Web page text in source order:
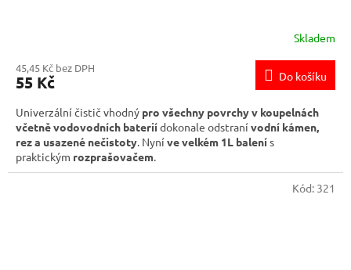
Skladem
45,45 Kč bez DPH
55 Kč Do košíku
Univerzální čistič vhodný pro všechny povrchy v koupelnách
včetně vodovodních bateriídokonale odstraní vodní kámen,
rez a usazené nečistoty. Nyní ve velkém 1L balenís
praktickým rozprašovačem.
Kód: 321